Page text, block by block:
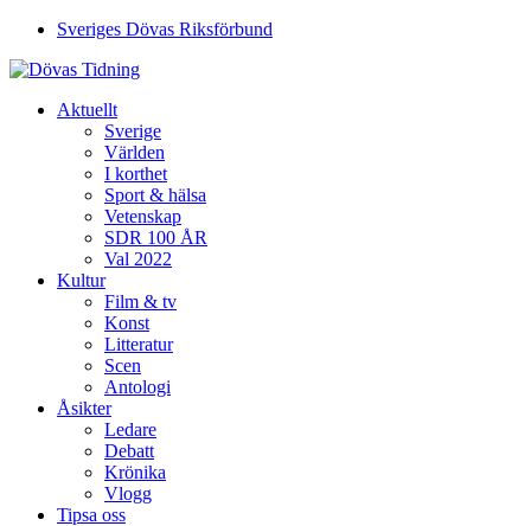
Sveriges Dövas Riksförbund
Aktuellt
Sverige
Världen
I korthet
Sport & hälsa
Vetenskap
SDR 100 ÅR
Val 2022
Kultur
Film & tv
Konst
Litteratur
Scen
Antologi
Åsikter
Ledare
Debatt
Krönika
Vlogg
Tipsa oss